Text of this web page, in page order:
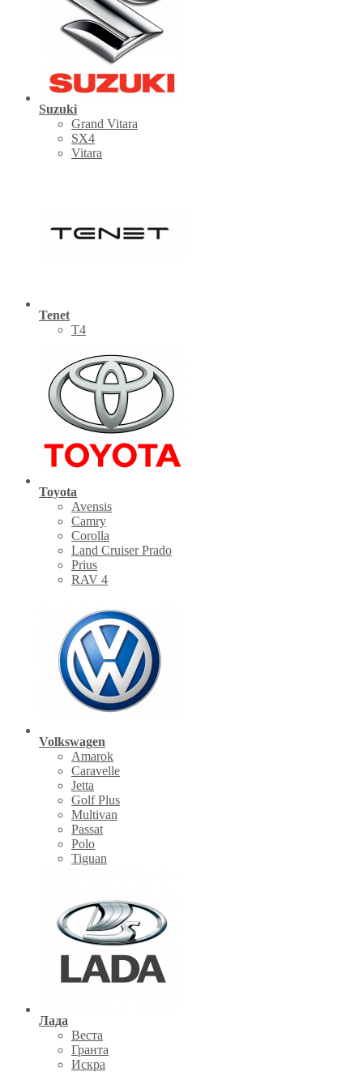
Suzuki
Grand Vitara
SX4
Vitara
Tenet
Т4
Toyota
Avensis
Camry
Corolla
Land Cruiser Prado
Prius
RAV 4
Volkswagen
Amarok
Caravelle
Jetta
Golf Plus
Multivan
Passat
Polo
Tiguan
Лада
Веста
Гранта
Искра